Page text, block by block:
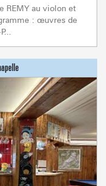
REMY au violon et
: œuvres de